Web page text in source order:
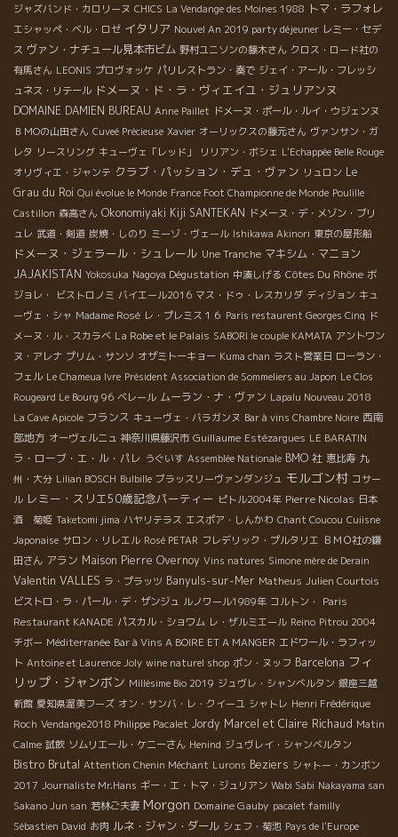
ジャズバンド・カロリーヌ CHICS La Vendange des Moines 1988 トマ・ラフォレ
エシャッペ・ベル・ロゼ イタリア Nouvel An 2019 party déjeuner レミー・セデ
ス ヴァン・ナチュール見本市ビム 野村ユニソンの藤木さん クロス・ロード社の
有馬さん LEONIS プロヴォッケ パリレストラン・奏で ジェイ・アール・フレッシ
ュネス・リテール ドメーヌ・ド・ラ・ヴィエイユ・ジュリアンヌ
DOMAINE DAMIEN BUREAU Anne Paillet ドメーヌ・ポール・ルイ・ウジェンヌ
ＢＭОの山田さん Cuveé Précieuse Xavier オーリックスの藤元さん ヴァンサン・ガ
レタ リースリング キューヴェ「レッド」 リリアン・ボシェ L'Echappée Belle Rouge
オリヴィエ・ジャンテ クラブ・パッション・デュ・ヴァン リュロン Le
Grau du Roi Qui évolue le Monde France Foot Championne de Monde Poulille
Castillon 森高さん Okonomiyaki Kiji SANTEKAN ドメーヌ・デ・メゾン・ブリ
ュレ 武道・剣道 炭焼・しのり ミーゾ・ヴェール Ishikawa Akinori 東京の屋形船
ドメーヌ・ジェラール・シュレール Une Tranche マキシム・マニョン
JAJAKISTAN Yokosuka Nagoya Dégustation 中湊しげる Côtes Du Rhône ボ
ジョレ・
ビストロノミ バイエール2016 マス・ドゥ・レスカリダ ディジョン キュ
ーヴェ・シャ Madame Rosé レ・プレミス１６ Paris restaurent Georges Cinq ド
メーヌ・ル・スカラベ La Robe et le Palais SABORI le couple KAMATA アントワン
ヌ・アレナ プリム・サンソ オザミトーキョー Kuma chan ラスト営業日 ローラン・
フェル Le Chameua Ivre Président Association de Sommeliers au Japon Le Clos
Rougeard Le Bourg 96 ベレール ムーラン・ナ・ヴァン Lapalu Nouveau 2018
La Cave Apicole フランス キューヴェ・バラガンヌ Bar à vins Chambre Noire 西南
部地方 オーヴェルニュ 神奈川県藤沢市 Guillaume Estézargues LE BARATIN
ラ・ローブ・エ・ル・パレ うぐいす Assemblée Nationale BMO 社 恵比寿 九
州・大分 Lilian BOSCH Bulbille ブラッスリーヴァンダンジュ モルゴン村 コサー
ル レミー・スリエ50歳記念パーティー ピトル2004年 Pierre Nicolas 日本
酒 菊姫 Taketomi jima ハヤリテラス エスポア・しんかわ Chant Coucou Cuiisne
Japonaise サロン・リレエル Rosé PETAR フレデリック・プルタリエ ＢＭＯ社の鎌
田さん アラン Maison Pierre Overnoy Vins natures Simone mère de Derain
Valentin VALLES ラ・プラッツ Banyuls-sur-Mer Matheus Julien Courtois
ビストロ・ラ・パール・デ・ザンジュ ルノワール1989年 コルトン・
Paris
Restaurant KANADE パスカル・ショワム レ・ザルミエール Reino Pitrou 2004
チボー Méditerranée Bar à Vins A BOIRE ET A MANGER エドワール・ラフィッ
ト Antoine et Laurence Joly wine naturel shop ポン・ヌッフ Barcelona フィ
リップ・ジャンボン Millésime Bio 2019 ジュヴレ・シャンべルタン 銀座三越
新館 愛知県渥美フーズ オン・サンバ・レ・クイーユ シャトレ Henri Frédérique
Roch Vendange2018 Philippe Pacalet Jordy Marcel et Claire Richaud Matin
Calme 試飲 ソムリエール・ケニーさん Henind ジュヴレイ・シャンベルタン
Bistro Brutal Attention Chenin Méchant Lurons Beziers シャトー・カンボン
2017 Journaliste Mr.Hans ギー・エ・トマ・ジュリアン Wabi Sabi Nakayama san
Sakano Jun san 若林ご夫妻 Morgon Domaine Gauby pacalet familly
Sébastien David お肉 ルネ・ジャン・ダール シェフ・菊池 Pays de l'Europe